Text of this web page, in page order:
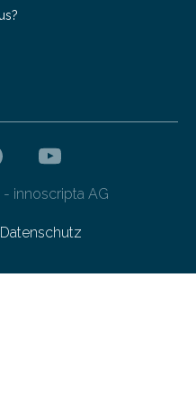
innoscripta AG
Datenschutz